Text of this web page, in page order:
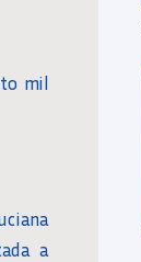
mil
a